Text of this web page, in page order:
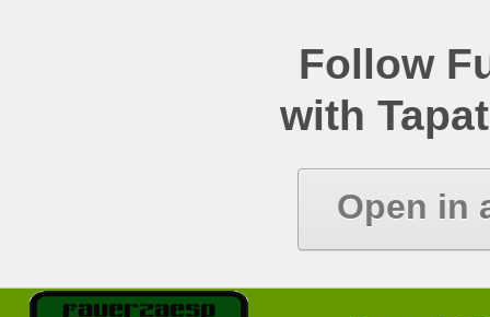
Follow
with
Open in